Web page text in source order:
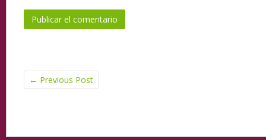
← Previous Post